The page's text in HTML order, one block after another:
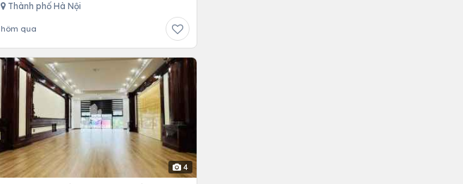
Thành phố Hà Nội
hôm qua
4